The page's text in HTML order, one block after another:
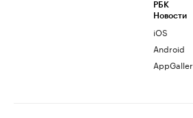
РБК
Новости
iOS
Android